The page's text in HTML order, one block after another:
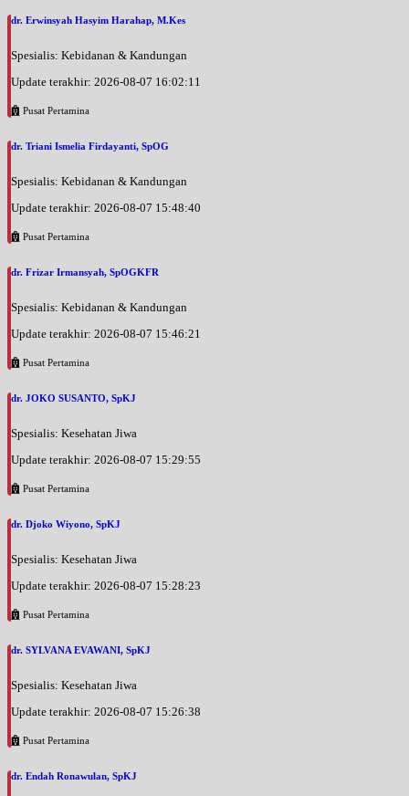
Selasa, 18/08/2026
EKSEKUTIF
Jam 14:00 - 17:00
Jam 11:00 - 12:30
BPJS
Rabu, 19/08/2026
EKSEKUTIF
Kamis, 20/08/2026
EKSEKUTIF
Jam 18:30 - 19:30
Jumat, 21/08/2026
Jam 08:00 - 10:00
Jam 10:00 - 12:00
Sabtu, 22/08/2026
EKSEKUTIF
Sabtu, 22/08/2026
BPJS
Sabtu, 22/08/2026
Jam 12:00 - 14:30
dr. Erwinsyah Hasyim Harahap, M.Kes
Spesialis: Kebidanan & Kandungan
Update terakhir: 2026-08-07 16:02:11
Pusat Pertamina
dr. Triani Ismelia Firdayanti, SpOG
Spesialis: Kebidanan & Kandungan
Update terakhir: 2026-08-07 15:48:40
Pusat Pertamina
dr. Frizar Irmansyah, SpOGKFR
Spesialis: Kebidanan & Kandungan
Update terakhir: 2026-08-07 15:46:21
Pusat Pertamina
dr. JOKO SUSANTO, SpKJ
Spesialis: Kesehatan Jiwa
Update terakhir: 2026-08-07 15:29:55
Pusat Pertamina
dr. Djoko Wiyono, SpKJ
Spesialis: Kesehatan Jiwa
Update terakhir: 2026-08-07 15:28:23
Pusat Pertamina
dr. SYLVANA EVAWANI, SpKJ
Spesialis: Kesehatan Jiwa
Update terakhir: 2026-08-07 15:26:38
Pusat Pertamina
dr. Endah Ronawulan, SpKJ